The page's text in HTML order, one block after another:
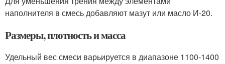
наполнителя в смесь добавляют мазут или масло И-20.
Размеры, плотность и масса
Удельный вес смеси варьируется в диапазоне 1100-1400